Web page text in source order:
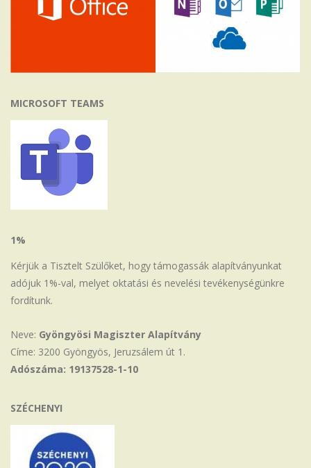
MICROSOFT TEAMS
1%
Kérjük a Tisztelt Szülőket, hogy támogassák alapítványunkat
adójuk 1%-val, melyet oktatási és nevelési tevékenységünkre
fordítunk.
Neve: Gyöngyösi Magiszter Alapítvány
Címe: 3200 Gyöngyös, Jeruzsálem út 1.
Adószáma: 19137528-1-10
SZÉCHENYI